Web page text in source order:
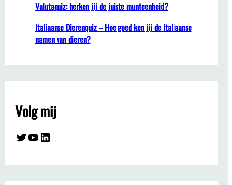
Valutaquiz: herken jij de juiste munteenheid?
Italiaanse Dierenquiz – Hoe goed ken jij de Italiaanse
namen van dieren?
Volg mij
Twitter YouTube LinkedIn